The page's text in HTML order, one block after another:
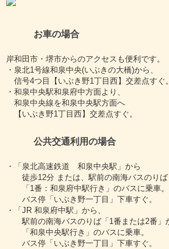
お車の場合
岸和田市・堺市からのアクセスも便利です。
・泉北1号線和泉中央(いぶきの大橋)から、
信号4つ目【いぶき野1丁目西】交差点すぐ。
・和泉中央駅和泉府中方面より、
和泉中央線を和泉中央駅方面へ
【いぶき野1丁目西】交差点すぐ。
公共交通利用の場合
・「泉北高速鉄道 和泉中央駅」から
徒歩12分 または、駅前の南海バスのりば
「1番：和泉府中駅行き」のバスに乗車。
バス停「いぶき野一丁目」下車すぐ。
・「JR 和泉府中駅」から、
駅前の南海バスのりば「1番または2番」
「和泉中央駅行き」のバスに乗車。
バス停「いぶき野一丁目」下車すぐ。